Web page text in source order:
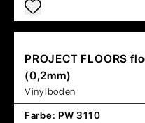
PROJECT FLOORS
(0,2mm)
Vinylboden
Farbe: PW 3110